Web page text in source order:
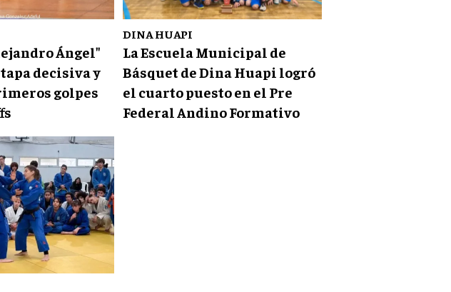
Ángel"
decisiva y
golpes
DINA HUAPI
La Escuela Municipal de
Básquet de Dina Huapi logró
el cuarto puesto en el Pre
Federal Andino Formativo